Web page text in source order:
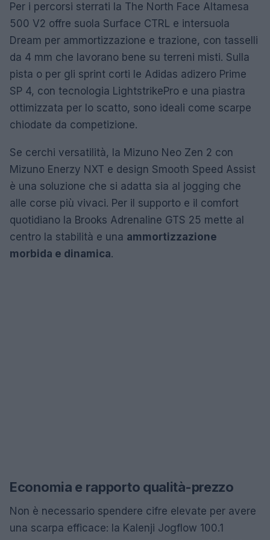
Per i percorsi sterrati la The North Face Altamesa
500 V2 offre suola Surface CTRL e intersuola
Dream per ammortizzazione e trazione, con tasselli
da 4 mm che lavorano bene su terreni misti. Sulla
pista o per gli sprint corti le Adidas adizero Prime
SP 4, con tecnologia LightstrikePro e una piastra
ottimizzata per lo scatto, sono ideali come scarpe
chiodate da competizione.
Se cerchi versatilità, la Mizuno Neo Zen 2 con
Mizuno Enerzy NXT e design Smooth Speed Assist
è una soluzione che si adatta sia al jogging che
alle corse più vivaci. Per il supporto e il comfort
quotidiano la Brooks Adrenaline GTS 25 mette al
centro la stabilità e una ammortizzazione
morbida e dinamica.
Economia e rapporto qualità-prezzo
Non è necessario spendere cifre elevate per avere
una scarpa efficace: la Kalenji Jogflow 100.1